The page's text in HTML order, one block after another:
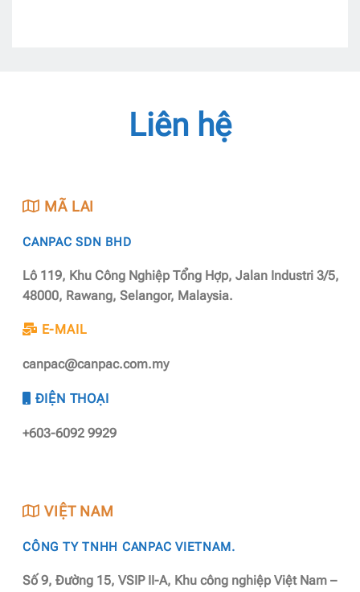
Liên hệ
MÃ LAI
CANPAC SDN BHD
Lô 119, Khu Công Nghiệp Tổng Hợp, Jalan Industri 3/5,
48000, Rawang, Selangor, Malaysia.
E-MAIL
canpac@canpac.com.my
ĐIỆN THOẠI
+603-6092 9929
VIỆT NAM
CÔNG TY TNHH CANPAC VIETNAM.
Số 9, Đường 15, VSIP II-A, Khu công nghiệp Việt Nam –